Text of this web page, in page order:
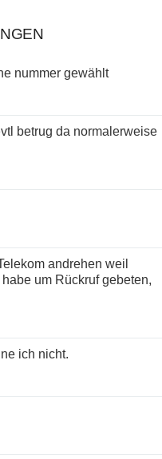
nummer gewählt
um Rückruf gebeten,
ich nicht.